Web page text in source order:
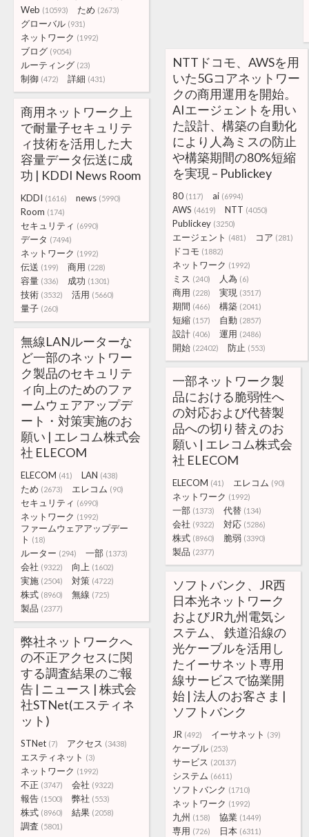
Web (10593) ため (2673)
グローバル (931)
ネットワーク (1992)
ブログ (9054)
ルーティング (23)
制御 (472) 詳細 (431)
NTTドコモ、AWSを用
いた5Gコアネットワー
クの商用運用を開始。
AIエージェントを用い
た設計、構築の自動化
により人為ミスの防止
や構築期間の80%短縮
を実現 – Publickey
80 (117) ai (6994)
AWS (4619) NTT (4050)
Publickey (3250)
エージェント (481) コア (281)
ドコモ (1882)
ネットワーク (1992)
ミス (240) 人為 (6)
商用 (228) 実現 (3517)
期間 (466) 構築 (2041)
短縮 (157) 自動 (2857)
設計 (406) 運用 (2486)
開始 (22402) 防止 (553)
商用ネットワーク上
で耐量子セキュリテ
ィ技術を活用した大
容量データ伝送に成
功 | KDDI News Room
KDDI (1616) news (5990)
Room (174)
セキュリティ (6990)
データ (7494)
ネットワーク (1992)
伝送 (199) 商用 (228)
容量 (336) 成功 (1301)
技術 (3532) 活用 (5660)
量子 (260)
無線LANルーターな
ど一部のネットワー
ク製品のセキュリテ
ィ向上のためのファ
ームウェアアップデ
ート・対策実施のお
願い | エレコム株式会
社 ELECOM
ELECOM (41) LAN (438)
ため (2673) エレコム (90)
セキュリティ (6990)
ネットワーク (1992)
ファームウェアアップデー
ト (18)
ルーター (294) 一部 (1373)
会社 (9322) 向上 (1602)
実施 (2504) 対策 (4722)
株式 (8960) 無線 (725)
製品 (2377)
一部ネットワーク製
品における脆弱性へ
の対応および代替製
品への切り替えのお
願い | エレコム株式会
社 ELECOM
ELECOM (41) エレコム (90)
ネットワーク (1992)
一部 (1373) 代替 (134)
会社 (9322) 対応 (5286)
株式 (8960) 脆弱 (3390)
製品 (2377)
ソフトバンク、JR西
日本光ネットワーク
およびJR九州電気シ
ステム、 鉄道沿線の
光ケーブルを活用し
たイーサネット専用
線サービスで協業開
始 | 法人のお客さま |
ソフトバンク
JR (492) イーサネット (39)
ケーブル (253)
サービス (20137)
システム (6611)
ソフトバンク (1710)
ネットワーク (1992)
九州 (158) 協業 (1449)
専用 (726) 日本 (6311)
弊社ネットワークへ
の不正アクセスに関
する調査結果のご報
告 | ニュース | 株式会
社STNet(エスティネ
ット)
STNet (7) アクセス (3438)
エスティネット (3)
ネットワーク (1992)
不正 (3747) 会社 (9322)
報告 (1500) 弊社 (553)
株式 (8960) 結果 (2058)
調査 (5801)